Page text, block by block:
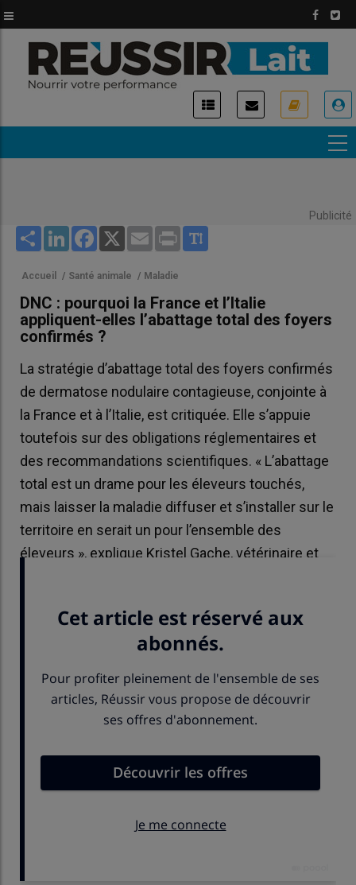
au
contenu
principal
Publicité
Share LinkedInFacebook
X Email Print
Accueil / Santé animale / Maladie
DNC : pourquoi la France et l’Italie
appliquent-elles l’abattage total des foyers
confirmés ?
La stratégie d’abattage total des foyers confirmés
de dermatose nodulaire contagieuse, conjointe à
la France et à l’Italie, est critiquée. Elle s’appuie
toutefois sur des obligations réglementaires et
des recommandations scientifiques. « L’abattage
total est un drame pour les éleveurs touchés,
mais laisser la maladie diffuser et s’installer sur le
territoire en serait un pour l’ensemble des
éleveurs », explique Kristel Gache, vétérinaire et